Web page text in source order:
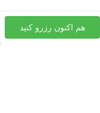
هم اکنون رزرو کنید